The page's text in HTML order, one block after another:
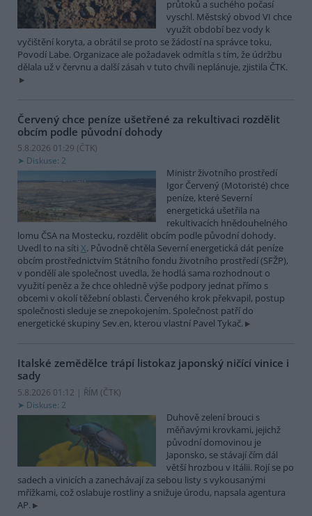
průtoků a suchého počasí
vyschl. Městský obvod VI chce
využít období bez vody k
vyčištění koryta, a obrátil se proto se žádostí na správce toku,
Povodí Labe. Organizace ale požadavek odmítla s tím, že údržbu
dělala už v červnu a další zásah v tuto chvíli neplánuje, zjistila ČTK.
Červený chce peníze ušetřené za rekultivaci rozdělit
obcím podle původní dohody
5.8.2026 01:29 (ČTK)
Diskuse: 2
Ministr životního prostředí
Igor Červený (Motoristé) chce
peníze, které Severní
energetická ušetřila na
rekultivacích hnědouhelného
lomu ČSA na Mostecku, rozdělit obcím podle původní dohody.
Uvedl to na síti X. Původně chtěla Severní energetická dát peníze
obcím prostřednictvím Státního fondu životního prostředí (SFŽP),
v pondělí ale společnost uvedla, že hodlá sama rozhodnout o
využití peněz a že chce ohledně výše podpory jednat přímo s
obcemi v okolí těžební oblasti. Červeného krok překvapil, postup
společnosti sleduje se znepokojením. Společnost patří do
energetické skupiny Sev.en, kterou vlastní Pavel Tykač.
Italské zemědělce trápí listokaz japonský ničící vinice i
sady
5.8.2026 01:12 | ŘÍM (ČTK)
Diskuse: 2
Duhově zelení brouci s
měňavými krovkami, jejichž
původní domovinou je
Japonsko, se stávají čím dál
větší hrozbou v Itálii. Rojí se po
sadech a vinicích a zanechávají za sebou listy s vykousanými
mřížkami, což oslabuje rostliny a snižuje úrodu, napsala agentura
AP.